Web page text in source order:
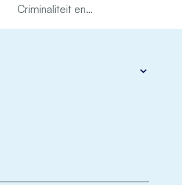
Criminaliteit en
Ondermijning (GCO)